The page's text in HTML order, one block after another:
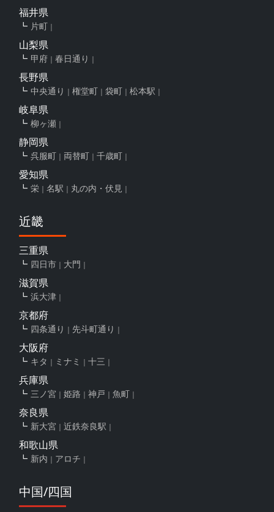
福井県
片町
山梨県
甲府 春日通り
長野県
中央通り 権堂町 袋町 松本駅
岐阜県
柳ヶ瀬
静岡県
呉服町 両替町 千歳町
愛知県
栄 名駅 丸の内・伏見
近畿
三重県
四日市 大門
滋賀県
浜大津
京都府
四条通り 先斗町通り
大阪府
キタ ミナミ 十三
兵庫県
三ノ宮 姫路 神戸 魚町
奈良県
新大宮 近鉄奈良駅
和歌山県
新内 アロチ
中国/四国